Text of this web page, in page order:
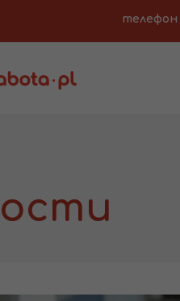
телефон